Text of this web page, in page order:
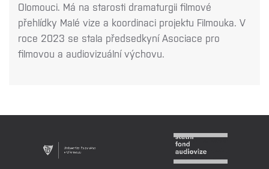
Olomouci. Má na starosti dramaturgii filmové
přehlídky Malé vize a koordinaci projektu Filmouka. V
roce 2023 se stala předsedkyní Asociace pro
filmovou a audiovizuální výchovu.